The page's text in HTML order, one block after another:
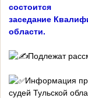
состоится
заседание
области.
Подлежат
Информация
судей Тульской